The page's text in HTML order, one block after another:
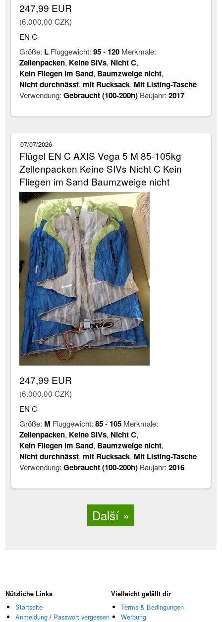
247,99 EUR
(6.000,00 CZK)
EN C
Größe: L Fluggewicht:95- 120 Merkmale:
Zellenpacken, Keine SIVs, Nicht C,
Kein Fliegen im Sand, Baumzweige nicht,
Nicht durchnässt, mit Rucksack, Mit Listing-Tasche
Verwendung:Gebraucht (100-200h) Baujahr:2017
07/07/2026
Flügel EN C AXIS Vega 5 M 85-105kg
Zellenpacken Keine SIVs Nicht C Kein
Fliegen im Sand Baumzweige nicht
247,99 EUR
(6.000,00 CZK)
EN C
Größe: M Fluggewicht:85- 105 Merkmale:
Zellenpacken, Keine SIVs, Nicht C,
Kein Fliegen im Sand, Baumzweige nicht,
Nicht durchnässt, mit Rucksack, Mit Listing-Tasche
Verwendung:Gebraucht (100-200h) Baujahr:2016
Další
Nützliche Links
Startseite
Anmeldung / Passwort vergessen
Vielleicht gefällt dir
Terms & Bedingungen
Werbung